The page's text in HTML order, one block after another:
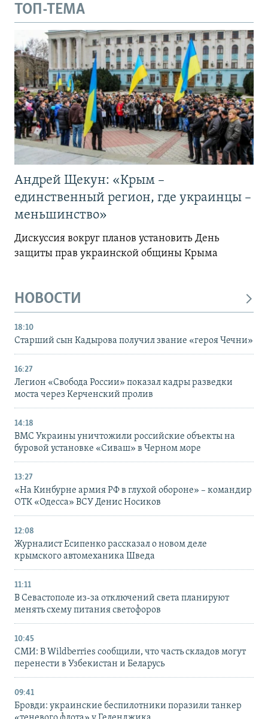
ТОП-ТЕМА
Андрей Щекун: «Крым –
единственный регион, где украинцы –
меньшинство»
Дискуссия вокруг планов установить День
защиты прав украинской общины Крыма
НОВОСТИ
18:10
Старший сын Кадырова получил звание «героя Чечни»
16:27
Легион «Свобода России» показал кадры разведки
моста через Керченский пролив
14:18
ВМС Украины уничтожили российские объекты на
буровой установке «Сиваш» в Черном море
13:27
«На Кинбурне армия РФ в глухой обороне» – командир
ОТК «Одесса» ВСУ Денис Носиков
12:08
Журналист Есипенко рассказал о новом деле
крымского автомеханика Шведа
11:11
В Севастополе из-за отключений света планируют
менять схему питания светофоров
10:45
СМИ: В Wildberries сообщили, что часть складов могут
перенести в Узбекистан и Беларусь
09:41
Бровди: украинские беспилотники поразили танкер